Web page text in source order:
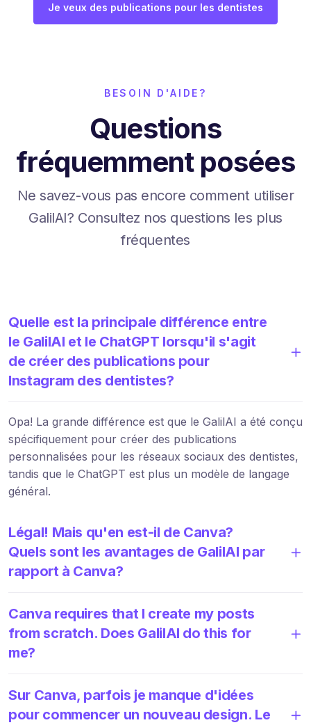
Je veux des publications pour les dentistes
BESOIN D'AIDE?
Questions
fréquemment posées
Ne savez-vous pas encore comment utiliser
GalilAI? Consultez nos questions les plus
fréquentes
Quelle est la principale différence entre
le GalilAI et le ChatGPT lorsqu'il s'agit
de créer des publications pour
Instagram des dentistes?
Opa! La grande différence est que le GalilAI a été conçu
spécifiquement pour créer des publications
personnalisées pour les réseaux sociaux des dentistes,
tandis que le ChatGPT est plus un modèle de langage
général.
Légal! Mais qu'en est-il de Canva?
Quels sont les avantages de GalilAI par
rapport à Canva?
Canva requires that I create my posts
from scratch. Does GalilAI do this for
me?
Sur Canva, parfois je manque d'idées
pour commencer un nouveau design. Le